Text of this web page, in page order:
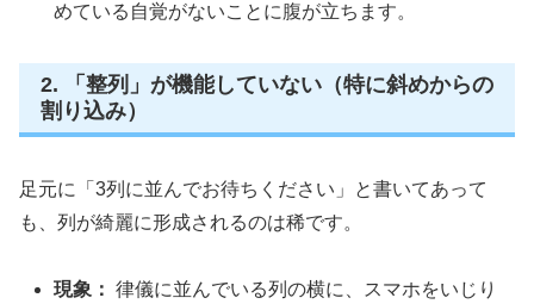
めている自覚がないことに腹が立ちます。
2. 「整列」が機能していない（特に斜めからの
割り込み）
足元に「3列に並んでお待ちください」と書いてあって
も、列が綺麗に形成されるのは稀です。
現象： 律儀に並んでいる列の横に、スマホをいじり